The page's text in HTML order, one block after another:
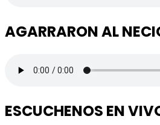
AGARRARON AL
ESCUCHENOS EN